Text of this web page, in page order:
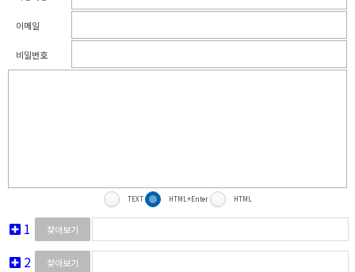
이메일
비밀번호
TEXT HTML+Enter HTML
1 찾아보기
2 찾아보기